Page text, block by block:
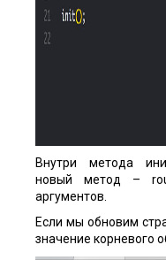
Внутри метода
новый метод –
аргументов.
Если мы обновим
значение корневого